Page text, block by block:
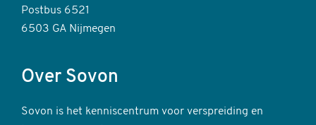
Postbus 6521
6503 GA Nijmegen
Over Sovon
Sovon is het kenniscentrum voor verspreiding en